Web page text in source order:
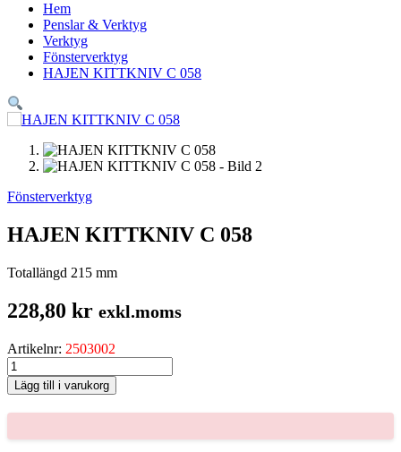
Hem
Penslar & Verktyg
Verktyg
Fönsterverktyg
HAJEN KITTKNIV C 058
Fönsterverktyg
HAJEN KITTKNIV C 058
Totallängd 215 mm
228,80 kr exkl.moms
Artikelnr: 2503002
HAJEN
KITTKNIV
C
058
Lägg till i varukorg